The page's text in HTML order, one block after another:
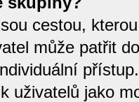
cestou,
může patřit
uživatelů jako